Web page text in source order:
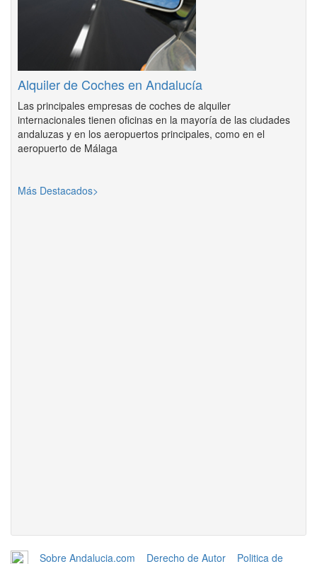
Alquiler de Coches en Andalucía
Las principales empresas de coches de alquiler
internacionales tienen oficinas en la mayoría de las ciudades
andaluzas y en los aeropuertos principales, como en el
aeropuerto de Málaga
Más Destacados>
Sobre Andalucia.com Derecho de Autor Politica de